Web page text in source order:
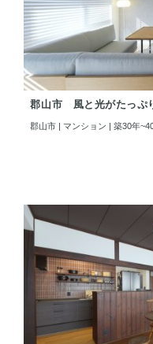
郡山市 風と光がたっぷ
郡山市 | マンション | 築30年